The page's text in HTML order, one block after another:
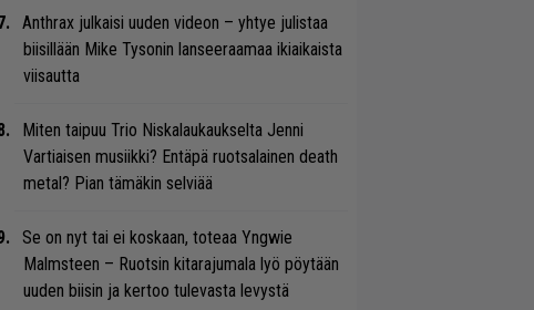
Anthrax julkaisi uuden videon – yhtye julistaa
biisillään Mike Tysonin lanseeraamaa ikiaikaista
viisautta
Miten taipuu Trio Niskalaukaukselta Jenni
Vartiaisen musiikki? Entäpä ruotsalainen death
metal? Pian tämäkin selviää
Se on nyt tai ei koskaan, toteaa Yngwie
Malmsteen – Ruotsin kitarajumala lyö pöytään
uuden biisin ja kertoo tulevasta levystä